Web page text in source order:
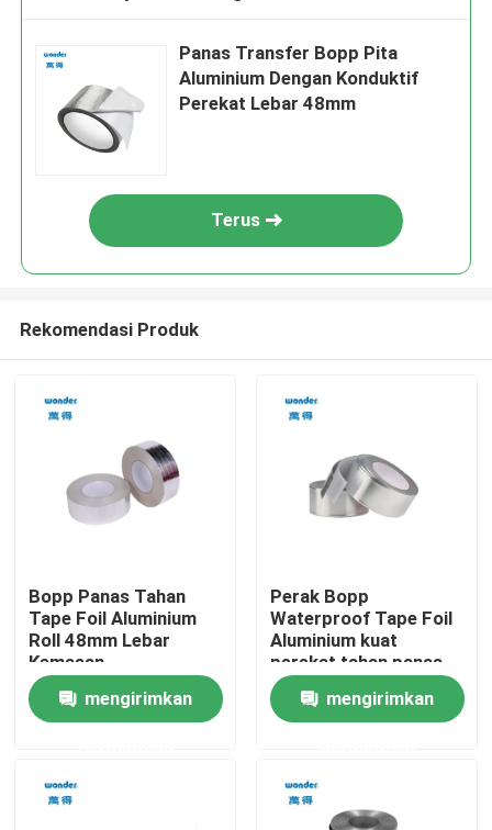
Rumah
Produk
Panas Transfer Bopp Pita
Aluminium Dengan Konduktif
Perekat Lebar 48mm
Terus
Rekomendasi Produk
Bopp Panas Tahan
Tape Foil Aluminium
Roll 48mm Lebar
Kemasan
mengirimkan
Perak Bopp
Waterproof Tape Foil
Aluminium kuat
perekat tahan panas
mengirimkan